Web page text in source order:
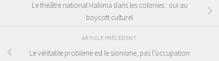
Le théâtre national Habima dans les colonies : oui au
boycott culturel
ARTICLE PRÉCÉDENT
Le véritable problème est le sionisme, pas l’occupation